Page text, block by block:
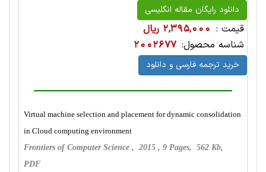
دانلود رایگان مقاله انگلیسی
قیمت : 2,395,000 ریال
شناسه محصول: 2002677
خرید ترجمه فارسی و دانلود
Virtual machine selection and placement for dynamic consolidation
in Cloud computing environment
Frontiers of Computer Science , 2015 , 9 Pages, 562 Kb,
PDF